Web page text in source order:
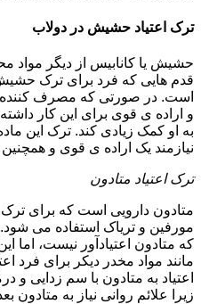
ترک اعتیاد حشیش در دولاب
حشیش یا کانابیس از دیگر مواد
قدم هایی که فرد برای ترک حشیش
است. در صورتی که مصرف کننده
و اراده ی قوی برای این کار
به او کمک زیادی کند. ترک این
نیازمند یک اراده ی قوی و
ترک اعتیاد متادون
متادون دارویی است که برای
مورفین و تریاک استفاده می
که متادون اعتیادآور نیست، اما
مانند مواد مخدر دیکر برای فرد
اعتیاد به متادون با سم زدایی و
زیرا علائم روانی نیاز به متادون